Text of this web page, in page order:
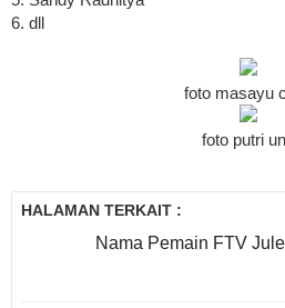
6. dll
foto masayu
foto putri
HALAMAN TERKAIT :
Nama Pemain FTV